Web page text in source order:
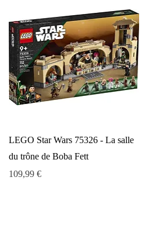
Aperçu rapide
LEGO Star Wars 75326 - La salle
du trône de Boba Fett
Prix
109,99 €